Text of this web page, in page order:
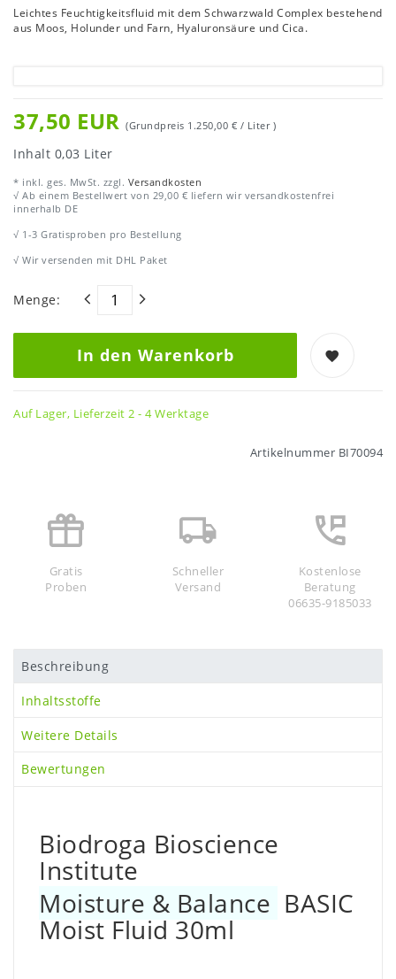
Leichtes Feuchtigkeitsfluid mit dem Schwarzwald Complex bestehend
aus Moos, Holunder und Farn, Hyaluronsäure und Cica.
37,50 EUR (Grundpreis 1.250,00 € / Liter )
Inhalt 0,03 Liter
* inkl. ges. MwSt. zzgl. Versandkosten
√ Ab einem Bestellwert von 29,00 € liefern wir versandkostenfrei
innerhalb DE
√ 1-3 Gratisproben pro Bestellung
√ Wir versenden mit DHL Paket
Menge:
In den Warenkorb
Auf Lager, Lieferzeit 2 - 4 Werktage
Artikelnummer BI70094
Gratis
Proben
Schneller
Versand
Kostenlose
Beratung
06635-9185033
Beschreibung
Inhaltsstoffe
Weitere Details
Bewertungen
Biodroga Bioscience
Institute
Moisture & Balance BASIC
Moist Fluid 30ml